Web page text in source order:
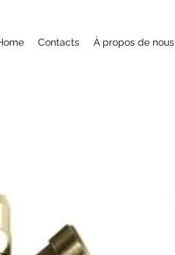
Contacts À propos de nous